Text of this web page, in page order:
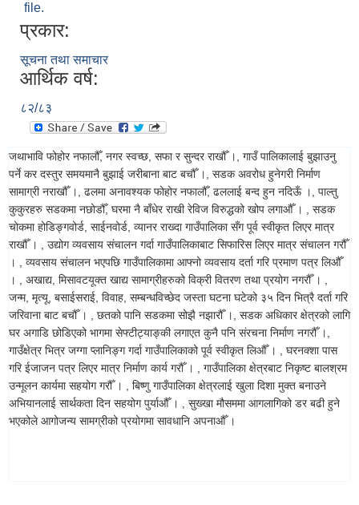
file.
प्रकार:
सूचना तथा समाचार
आर्थिक वर्ष:
८२/८३
जथाभावि फोहोर नफालौँ, नगर स्वच्छ, सफा र सुन्दर राखौँ ।, गाउँ पालिकालाई बुझाउनु
पर्ने कर दस्तुर समयमानै बुझाई जरीबाना बाट बचौँ ।, सडक अवरोध हुनेगरी निर्माण
सामाग्री नराखौँ ।, ढलमा अनावश्यक फोहोर नफालौँ, ढललाई बन्द हुन नदिऊँ ।, पाल्तु
कुकुरहरु सडकमा नछोडौँ, घरमा नै बाँधेर राखी रेविज विरुद्धको खोप लगाऔँ । , सडक
चोकमा होडिङ्गवोर्ड, साईनवोर्ड, व्यानर राख्दा गाउँपालिका सँग पूर्व स्वीकृत लिएर मात्र
राखौँ । , उद्योग व्यवसाय संचालन गर्दा गाउँपालिकाबाट सिफारिस लिएर मात्र संचालन गरौँ
। , व्यवसाय संचालन भएपछि गाउँपालिकामा आफ्नो व्यवसाय दर्ता गरि प्रमाण पत्र लिऔँ
। , अखाद्य, मिसावटयूक्त खाद्य सामाग्रीहरुको विक्री वितरण तथा प्रयोग नगरौँ । ,
जन्म, मृत्यू, बसाईसराई, विवाह, सम्बन्धविच्छेद जस्ता घटना घटेको ३५ दिन भित्रै दर्ता गरि
जरिवाना बाट बचौँ । , छतको पानि सडकमा सोझै नझारौँ ।, सडक अधिकार क्षेत्रको लागि
घर अगाडि छोडिएको भागमा सेफ्टीट्याङ्की लगाएत कुनै पनि संरचना निर्माण नगरौँ ।,
गाउँक्षेत्र भित्र जग्गा प्लानिङ्ग गर्दा गाउँपालिकाको पूर्व स्वीकृत लिऔँ । , घरनक्शा पास
गरि ईजाजन पत्र लिएर मात्र निर्माण कार्य गरौँ । , गाउँपालिका क्षेत्रबाट निकृष्ट बालश्रम
उन्मूलन कार्यमा सहयोग गरौँ । , बिष्णु गाउँपालिका क्षेत्रलाई खुला दिशा मुक्त बनाउने
अभियानलाई सार्थकता दिन सहयोग पुर्याऔँ । , सुख्खा मौसममा आगलागिको डर बढी हुने
भएकोले आगोजन्य सामग्रीको प्रयोगमा सावधानि अपनाऔँ ।